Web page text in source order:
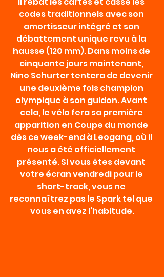
codes traditionnels avec son
amortisseur intégré et son
débattement unique revu à la
hausse (120 mm). Dans moins de
cinquante jours maintenant,
Nino Schurter tentera de devenir
une deuxième fois champion
olympique à son guidon. Avant
cela, le vélo fera sa première
apparition en Coupe du monde
dès ce week-end à Leogang, où il
nous a été officiellement
présenté. Si vous êtes devant
votre écran vendredi pour le
short-track, vous ne
reconnaîtrez pas le Spark tel que
vous en avez l’habitude.